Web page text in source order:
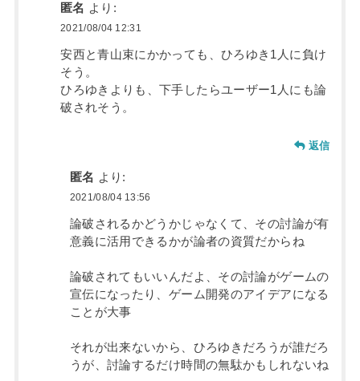
匿名 より:
2021/08/04 12:31
安西と青山束にかかっても、ひろゆき1人に負け
そう。
ひろゆきよりも、下手したらユーザー1人にも論
破されそう。
返信
匿名 より:
2021/08/04 13:56
論破されるかどうかじゃなくて、その討論が有
意義に活用できるかが論者の資質だからね
論破されてもいいんだよ、その討論がゲームの
宣伝になったり、ゲーム開発のアイデアになる
ことが大事
それが出来ないから、ひろゆきだろうが誰だろ
うが、討論するだけ時間の無駄かもしれないね